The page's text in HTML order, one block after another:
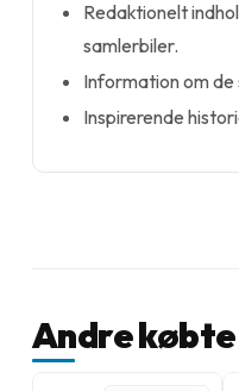
Redaktionelt
samlerbiler.
Information om
Inspirerende
Andre